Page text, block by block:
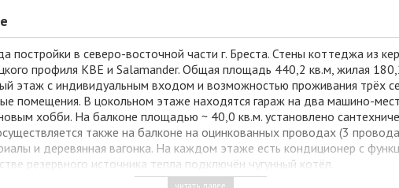
в северо-восточной части г. Бреста. Стены коттеджа из
профиля КВЕ и Salamander. Общая площадь 440,2 кв.м, жилая
этаж с индивидуальным входом и возможностью проживания трёх
помещения. В цокольном этаже находятся гараж на два машино-
хобби. На балконе площадью ~ 40,0 кв.м. установлено
также на балконе на оцинкованных проводах (3
и деревянная вагонка. На каждом этаже есть кондиционер с
резервного источника тепла подключён чугунный котёл.